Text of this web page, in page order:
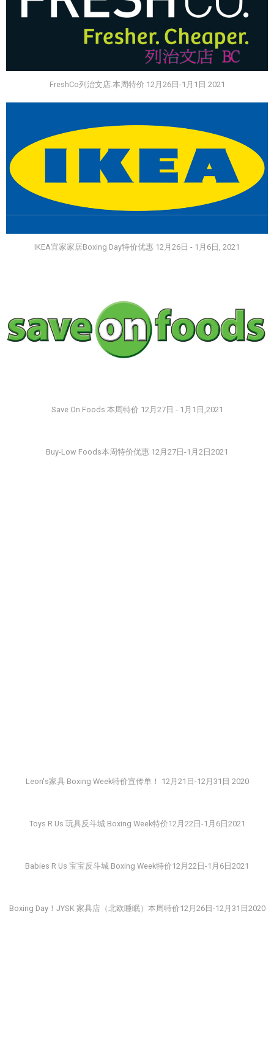
FreshCo列治文店.本周特价 12月26日-1月1日.2021
IKEA宜家家居Boxing Day特价优惠 12月26日 - 1月6日, 2021
Save On Foods 本周特价 12月27日 - 1月1日,2021
Buy-Low Foods本周特价优惠 12月27日-1月2日2021
Leon's家具 Boxing Week特价宣传单！ 12月21日-12月31日 2020
Toys R Us 玩具反斗城 Boxing Week特价12月22日-1月6日2021
Babies R Us 宝宝反斗城 Boxing Week特价12月22日-1月6日2021
Boxing Day！JYSK 家具店（北欧睡眠）本周特价12月26日-12月31日2020